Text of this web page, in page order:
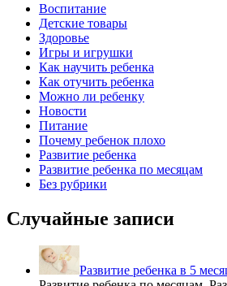
Воспитание
Детские товары
Здоровье
Игры и игрушки
Как научить ребенка
Как отучить ребенка
Можно ли ребенку
Новости
Питание
Почему ребенок плохо
Развитие ребенка
Развитие ребенка по месяцам
Без рубрики
Случайные записи
Развитие ребенка в 5